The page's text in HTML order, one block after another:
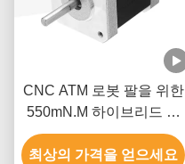
CNC ATM 로봇 팔을 위한
550mN.M 하이브리드 스
텝 모터 1.5A 4.2V 스테핑
모터
최상의 가격을 얻으세요